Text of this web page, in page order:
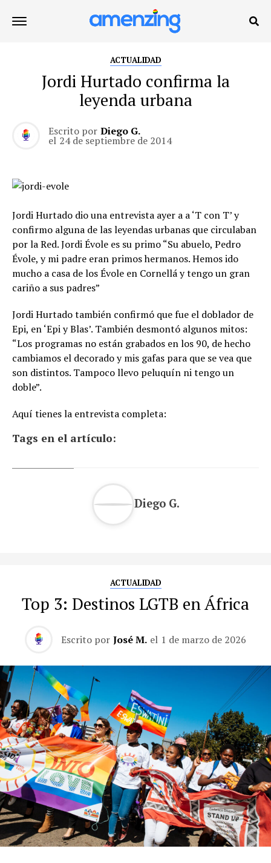
ACTUALIDAD
Jordi Hurtado confirma la
leyenda urbana
Escrito por Diego G.
el 24 de septiembre de 2014
Jordi Hurtado dio una entrevista ayer a a ‘T con T’ y
confirmo alguna de las leyendas urbanas que circulaban
por la Red. Jordi Évole es su primo “Su abuelo, Pedro
Évole, y mi padre eran primos hermanos. Hemos ido
mucho a casa de los Évole en Cornellá y tengo un gran
cariño a sus padres”
Jordi Hurtado también confirmó que fue el doblador de
Epi, en ‘Epi y Blas’. También desmontó algunos mitos:
“Los programas no están grabados en los 90, de hecho
cambiamos el decorado y mis gafas para que se vea que
son distintos. Tampoco llevo peluquín ni tengo un
doble”.
Aquí tienes la entrevista completa:
Tags en el artículo:
Diego G.
ACTUALIDAD
Top 3: Destinos LGTB en África
Escrito por José M. el 1 de marzo de 2026